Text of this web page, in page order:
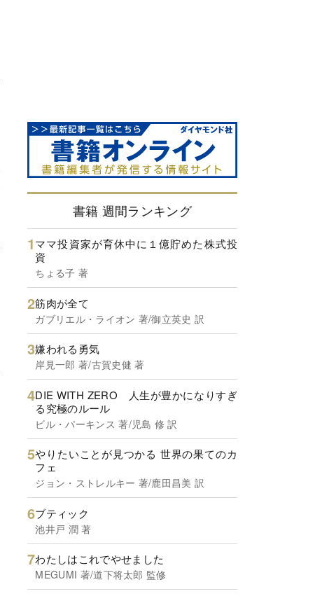
書籍 週間ランキング
ママ投資家が育休中に１億貯めた株式投
資
ちょる子 著
筋肉が全て
ガブリエル・ライオン 著/御立英史 訳
嫌われる勇気
岸見一郎 著/古賀史健 著
DIE WITH ZERO 人生が豊かになりすぎ
る究極のルール
ビル・パーキンス 著/児島 修 訳
やりたいことが見つかる 世界の果てのカ
フェ
ジョン・ストレルキー 著/鹿田昌美 訳
ブティック
池井戸 潤 著
わたしはこれでやせました
MEGUMI 著/道下将太郎 監修